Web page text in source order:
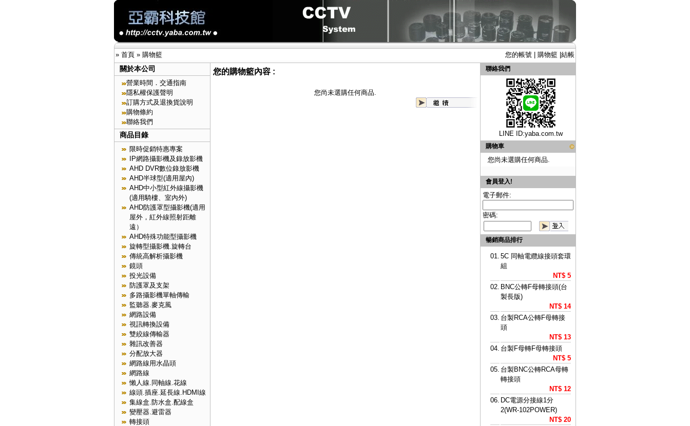
» 首頁 » 購物籃 您的帳號 購物籃 結帳
關於本公司
營業時間．交通指南
隱私權保護聲明
訂購方式及退換貨說明
購物條約
聯絡我們
商品目錄
限時促銷特惠專案
IP網路攝影機及錄放影機
AHD DVR數位錄放影機
AHD半球型(適用屋內)
AHD中小型紅外線攝影機
(適用騎樓、室內外)
AHD防護罩型攝影機(適用
屋外，紅外線照射距離
遠）
AHD特殊功能型攝影機
旋轉型攝影機.旋轉台
傳統高解析攝影機
鏡頭
投光設備
防護罩及支架
多路攝影機單軸傳輸
監聽器.麥克風
網路設備
視訊轉換設備
雙絞線傳輸器
雜訊改善器
分配放大器
網路線用水晶頭
網路線
懶人線.同軸線.花線
線頭.插座.延長線.HDMI線
集線盒.防水盒.配線盒
變壓器.避雷器
轉接頭
您的購物籃內容 :
您尚未選購任何商品.
聯絡我們
LINE ID:yaba.com.tw
購物車
您尚未選購任何商品.
會員登入!
電子郵件:
密碼:
暢銷商品排行
01. 5C 同軸電纜線接頭套環
組
NT$ 5
02. BNC公轉F母轉接頭(台
製長版)
NT$ 14
03. 台製RCA公轉F母轉接
頭
NT$ 13
04. 台製F母轉F母轉接頭
NT$ 5
05. 台製BNC公轉RCA母轉
轉接頭
NT$ 12
06. DC電源分接線1分
2(WR-102POWER)
NT$ 20